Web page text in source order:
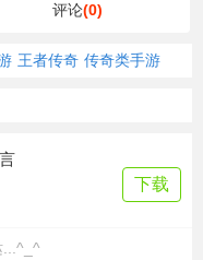
评论(0)
王者传奇 传奇类手游
下载
...^_^